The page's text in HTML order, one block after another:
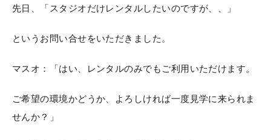
先日、「スタジオだけレンタルしたいのですが、、」
というお問い合せをいただきました。
マスオ：「はい、レンタルのみでもご利用いただけます。
ご希望の環境かどうか、よろしければ一度見学に来られま
せんか？」